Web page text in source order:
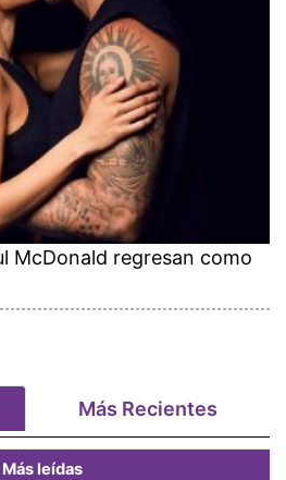
McDonald regresan como
Más Recientes
Más leídas